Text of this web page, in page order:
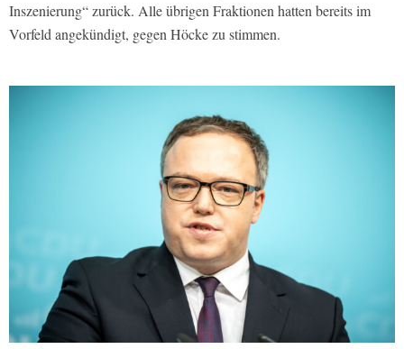
Inszenierung“ zurück. Alle übrigen Fraktionen hatten bereits im
Vorfeld angekündigt, gegen Höcke zu stimmen.